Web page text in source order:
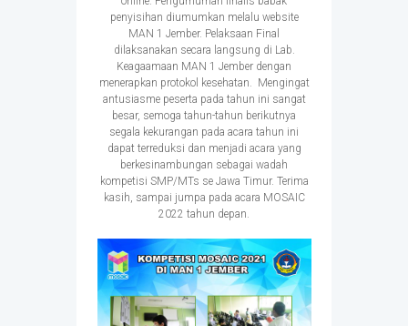
penyisihan diumumkan melalu website
MAN 1 Jember. Pelaksaan Final
dilaksanakan secara langsung di Lab.
Keagaamaan MAN 1 Jember dengan
menerapkan protokol kesehatan. Mengingat
antusiasme peserta pada tahun ini sangat
besar, semoga tahun-tahun berikutnya
segala kekurangan pada acara tahun ini
dapat terreduksi dan menjadi acara yang
berkesinambungan sebagai wadah
kompetisi SMP/MTs se Jawa Timur. Terima
kasih, sampai jumpa pada acara MOSAIC
2022 tahun depan.